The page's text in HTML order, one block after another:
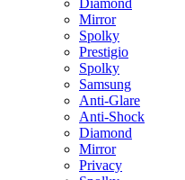
Diamond
Mirror
Spolky
Prestigio
Spolky
Samsung
Anti-Glare
Anti-Shock
Diamond
Mirror
Privacy